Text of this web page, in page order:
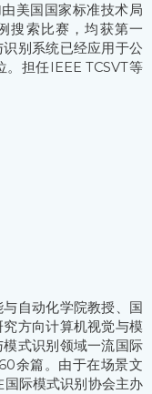
美国国家标准技术局
搜索比赛，均获第一
别系统已经应用于公
担任IEEE TCSVT等
自动化学院教授、国
方向计算机视觉与模
式识别领域一流国际
余篇。由于在场景文
际模式识别协会主办